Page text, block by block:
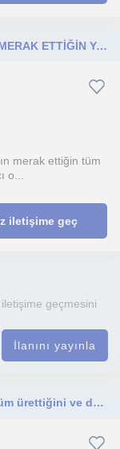
ELEKTİRK VE ELEKTRONİK HAKKINDAN MERAK ETTİĞİN YAPMAK İSTEDİĞİN ŞEYLER İÇİN SANA REHBERLİK EDEBİLİRİM
merak ettiğin tüm
o...
iletişime geç
geçmesini
İlanını yayınla
Derslerin hayattaki problemlere nasıl çözüm ürettiğini ve düşünme birimimiz nasıl düzenlediğini bilimin güzelliğini göstermek isti